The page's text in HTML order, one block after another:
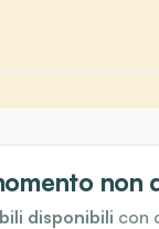
non
disponibili con